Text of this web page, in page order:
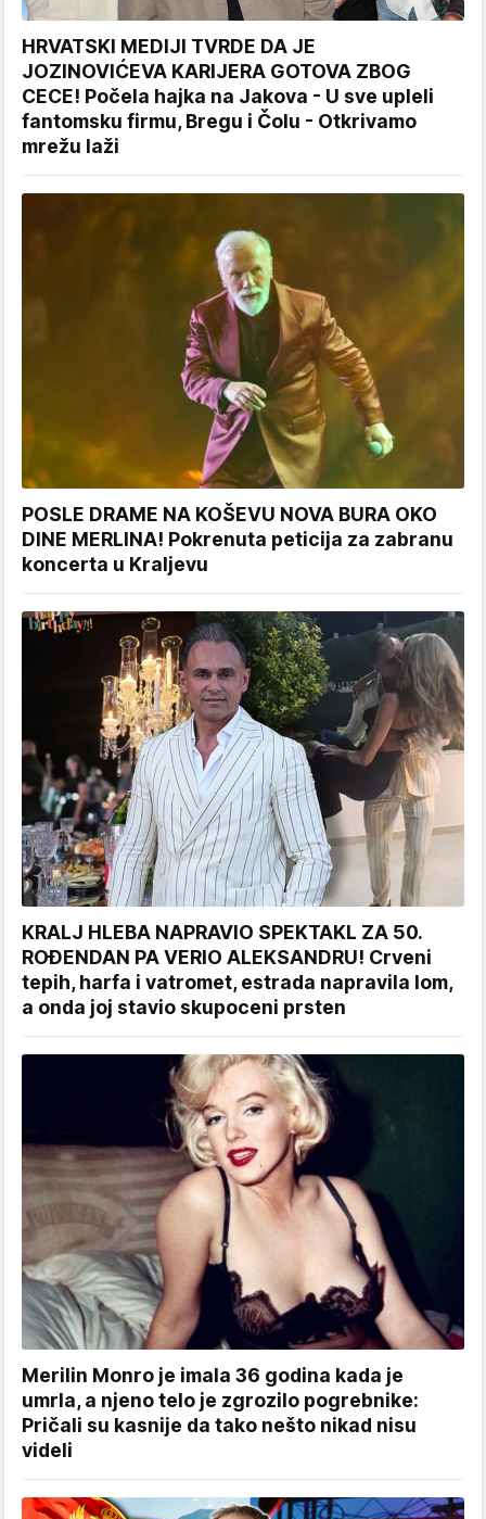
HRVATSKI MEDIJI TVRDE DA JE
JOZINOVIĆEVA KARIJERA GOTOVA ZBOG
CECE! Počela hajka na Jakova - U sve upleli
fantomsku firmu, Bregu i Čolu - Otkrivamo
mrežu laži
POSLE DRAME NA KOŠEVU NOVA BURA OKO
DINE MERLINA! Pokrenuta peticija za zabranu
koncerta u Kraljevu
KRALJ HLEBA NAPRAVIO SPEKTAKL ZA 50.
ROĐENDAN PA VERIO ALEKSANDRU! Crveni
tepih, harfa i vatromet, estrada napravila lom,
a onda joj stavio skupoceni prsten
Merilin Monro je imala 36 godina kada je
umrla, a njeno telo je zgrozilo pogrebnike:
Pričali su kasnije da tako nešto nikad nisu
videli